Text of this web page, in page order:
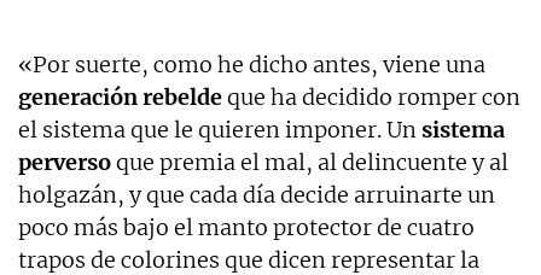
«Por suerte, como he dicho antes, viene una
generación rebeldeque ha decidido romper con
el sistema que le quieren imponer. Unsistema
perversoque premia el mal, al delincuente y al
holgazán, y que cada día decide arruinarte un
poco más bajo el manto protector de cuatro
trapos de colorines que dicen representar la